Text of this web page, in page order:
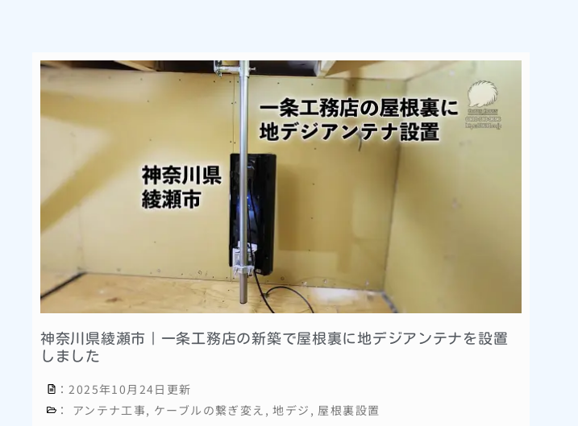
神奈川県綾瀬市｜一条工務店の新築で屋根裏に地デジアンテナを設置
しました
：2025年10月24日更新
：
アンテナ工事, ケーブルの繋ぎ変え ,地デジ , 屋根裏設置